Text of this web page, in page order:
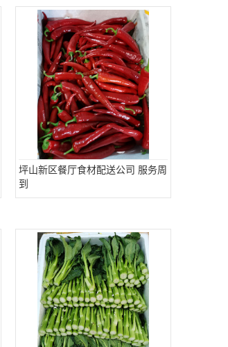
坪山新区餐厅食材配送公司 服务周
到